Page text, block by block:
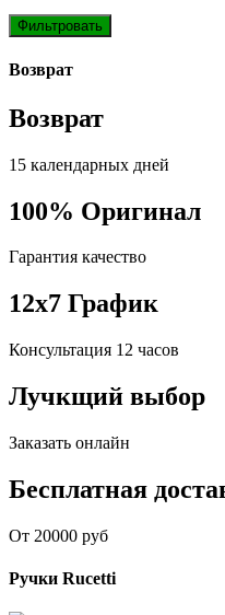
Фильтровать
Возврат
Возврат
15 календарных дней
100% Оригинал
Гарантия качество
12x7 График
Консультация 12 часов
Лучкщий выбор
Заказать онлайн
Бесплатная
От 20000 руб
Ручки Rucetti